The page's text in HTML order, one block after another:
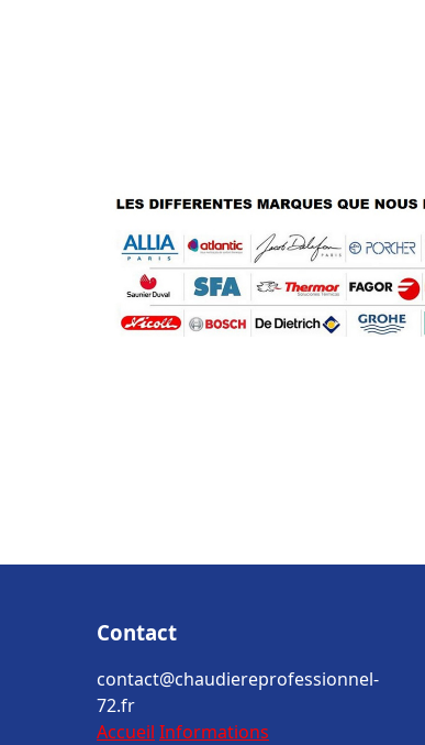
Contact
contact@chaudiereprofessionnel-
72.fr
Accueil Informations